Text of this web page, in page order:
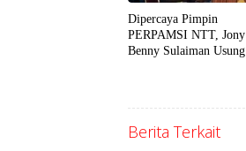
Dipercaya Pimpin
PERPAMSI NTT, Jony
Benny Sulaiman Usung
Berita Terkait